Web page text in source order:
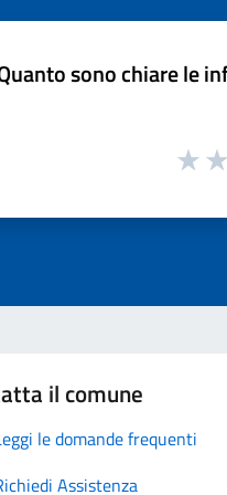
sono chiare le
il comune
le domande frequenti
Assistenza